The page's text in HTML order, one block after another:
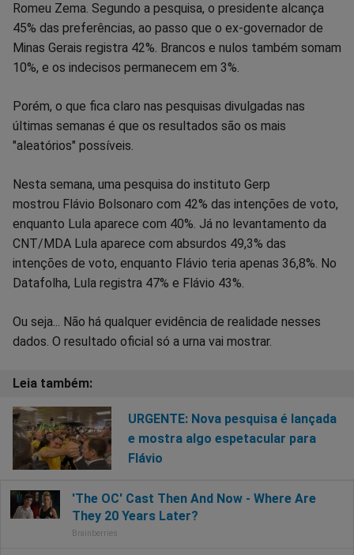
Romeu Zema. Segundo a pesquisa, o presidente alcança
45% das preferências, ao passo que o ex-governador de
Minas Gerais registra 42%. Brancos e nulos também somam
10%, e os indecisos permanecem em 3%.
Porém, o que fica claro nas pesquisas divulgadas nas
últimas semanas é que os resultados são os mais
"aleatórios" possíveis.
Nesta semana, uma pesquisa do instituto Gerp
mostrou Flávio Bolsonaro com 42% das intenções de voto,
enquanto Lula aparece com 40%. Já no levantamento da
CNT/MDA Lula aparece com absurdos 49,3% das
intenções de voto, enquanto Flávio teria apenas 36,8%. No
Datafolha, Lula registra 47% e Flávio 43%.
Ou seja... Não há qualquer evidência de realidade nesses
dados. O resultado oficial só a urna vai mostrar.
URGENTE: Nova pesquisa é lançada
e mostra algo espetacular para
Flávio